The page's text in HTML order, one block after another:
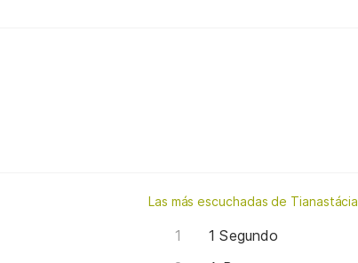
Las más escuchadas de Tianastácia
1 Segundo